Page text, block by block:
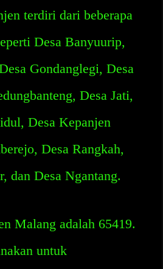
terdiri dari beberapa
Desa Banyuurip,
Gondanglegi, Desa
Desa Jati,
Desa Kepanjen
Desa Rangkah,
dan Desa Ngantang.
Malang adalah 65419.
untuk